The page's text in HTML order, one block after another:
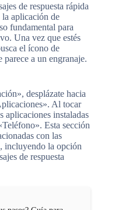
de respuesta rápida
la aplicación de
fundamental para
Una vez que estés
el ícono de
a un engranaje.
desplázate hacia
Al tocar
aplicaciones instaladas
Esta sección
con las
incluyendo la opción
de respuesta